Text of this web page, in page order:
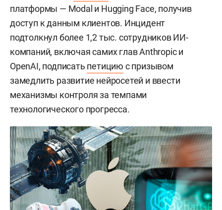
платформы — Modal и Hugging Face, получив
доступ к данным клиентов. Инцидент
подтолкнул более 1,2 тыс. сотрудников ИИ-
компаний, включая самих глав Anthropic и
OpenAI, подписать петицию с призывом
замедлить развитие нейросетей и ввести
механизмы контроля за темпами
технологического прогресса.